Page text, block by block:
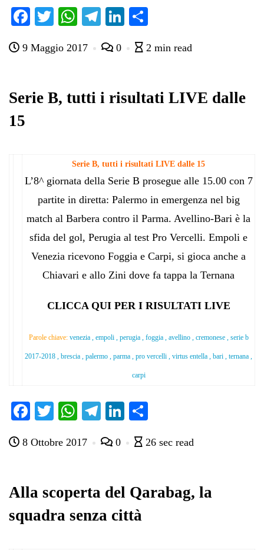
Fa
bo
T
tte
W
ts
pp
Te
gr
m
Li
ed di
di
9 Maggio 2017 0 2 min read
Serie B, tutti i risultati LIVE dalle
15
Serie B, tutti i risultati LIVE dalle 15
L’8^ giornata della Serie B prosegue alle 15.00 con 7
partite in diretta: Palermo in emergenza nel big
match al Barbera contro il Parma. Avellino-Bari è la
sfida del gol, Perugia al test Pro Vercelli. Empoli e
Venezia ricevono Foggia e Carpi, si gioca anche a
Chiavari e allo Zini dove fa tappa la Ternana
CLICCA QUI PER I RISULTATI LIVE
Parole chiave: venezia , empoli , perugia , foggia , avellino , cremonese , serie b
2017-2018 , brescia , palermo , parma , pro vercelli , virtus entella , bari , ternana ,
carpi
Fa
bo
T
tte
W
ts
pp
Te
gr
m
Li
ed di
di
8 Ottobre 2017 0 26 sec read
Alla scoperta del Qarabag, la
squadra senza città